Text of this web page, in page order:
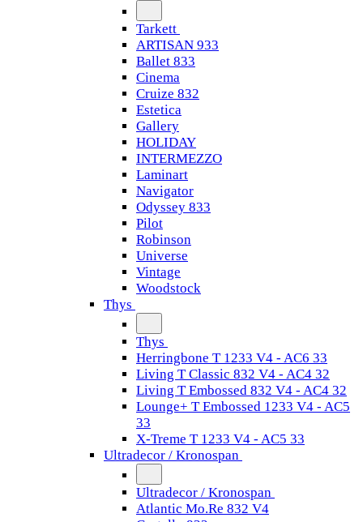
Tarkett
ARTISAN 933
Ballet 833
Cinema
Cruize 832
Estetica
Gallery
HOLIDAY
INTERMEZZO
Laminart
Navigator
Odyssey 833
Pilot
Robinson
Universe
Vintage
Woodstock
Thys
Thys
Herringbone T 1233 V4 - AC6 33
Living T Classic 832 V4 - AC4 32
Living T Embossed 832 V4 - AC4 32
Lounge+ T Embossed 1233 V4 - AC5
33
X-Treme T 1233 V4 - AC5 33
Ultradecor / Kronospan
Ultradecor / Kronospan
Atlantic Mo.Re 832 V4